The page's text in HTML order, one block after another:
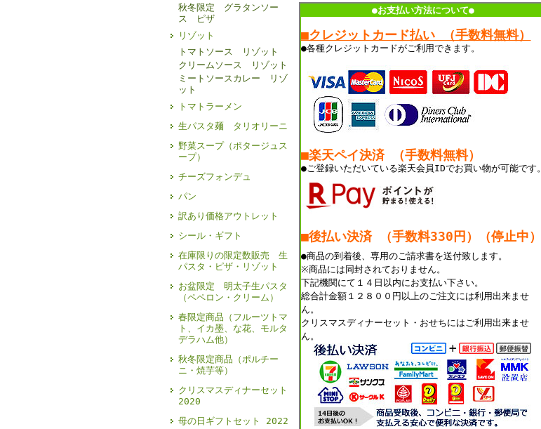
秋冬限定 グラタンソー
ス ピザ
リゾット
トマトソース リゾット
クリームソース リゾット
ミートソースカレー リゾ
ット
トマトラーメン
生パスタ麺 タリオリーニ
野菜スープ（ポタージュス
ープ）
チーズフォンデュ
パン
訳あり価格アウトレット
シール・ギフト
在庫限りの限定数販売 生
パスタ・ピザ・リゾット
お盆限定 明太子生パスタ
（ペペロン・クリーム）
春限定商品（フルーツトマ
ト、イカ墨、な花、モルタ
デラハム他）
秋冬限定商品（ポルチー
ニ・焼芋等）
クリスマスディナーセット
2020
母の日ギフトセット 2022
●お支払い方法について●
■クレジットカード払い （手数料無料）
●各種クレジットカードがご利用できます。
■楽天ペイ決済 （手数料無料）
●ご登録いただいている楽天会員IDでお買い物が可能です。
■後払い決済 （手数料330 円）（停止中）
●商品の到着後、専用のご請求書を送付致します。
※商品には同封されておりません。
下記機関にて１４日以内にお支払い下さい。
総合計金額１２８００円以上のご注文には利用出来ませ
ん。
クリスマスディナーセット・おせちにはご利用出来ませ
ん。